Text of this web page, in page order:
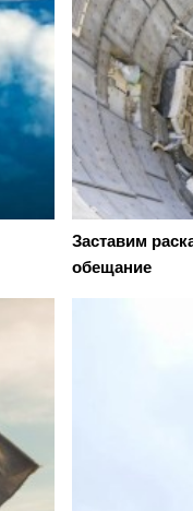
Заставим
обещание